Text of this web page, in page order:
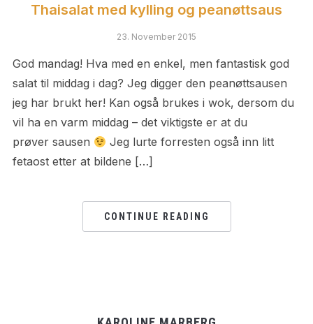
Thaisalat med kylling og peanøttsaus
23. November 2015
God mandag! Hva med en enkel, men fantastisk god
salat til middag i dag? Jeg digger den peanøttsausen
jeg har brukt her! Kan også brukes i wok, dersom du
vil ha en varm middag – det viktigste er at du
prøver sausen
Jeg lurte forresten også inn litt
fetaost etter at bildene […]
CONTINUE READING